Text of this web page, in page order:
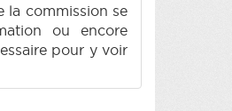
la commission se
ou encore
pour y voir